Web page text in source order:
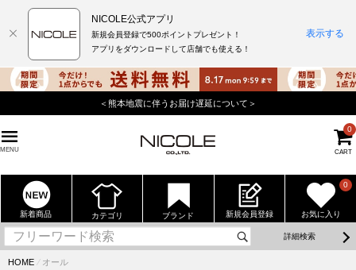
店舗でもポイントが貯まる使えるニコル公式アプリを
MENU CART
0
新着商品 カテゴリ ブランド 新規会員登録 お気に入り
0
詳細検索
HOME ⁄ オール
NICOLE公式アプリ
新規会員登録で500ポイントプレゼント！
アプリをダウンロードして店舗でも使える！
表示する